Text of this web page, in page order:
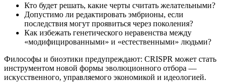
Кто будет решать, какие черты считать желательными?
Допустимо ли редактировать эмбрионы, если
последствия могут проявиться через поколения?
Как избежать генетического неравенства между
«модифицированными» и «естественными» людьми?
Философы и биоэтики предупреждают: CRISPR может стать
инструментом новой формы эволюционного отбора —
искусственного, управляемого экономикой и идеологией.